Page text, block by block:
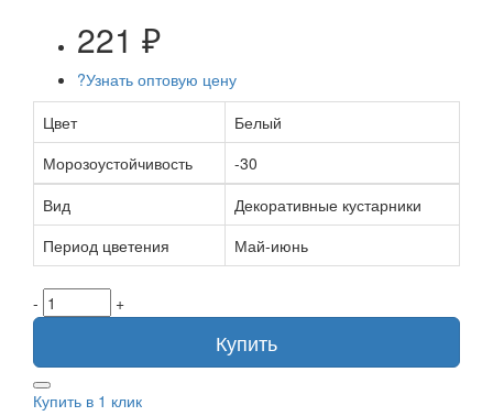
221 ₽
?Узнать оптовую цену
Цвет
Белый
Морозоустойчивость
-30
Вид
Декоративные кустарники
Период цветения
Май-июнь
- +
Купить
Купить в 1 клик